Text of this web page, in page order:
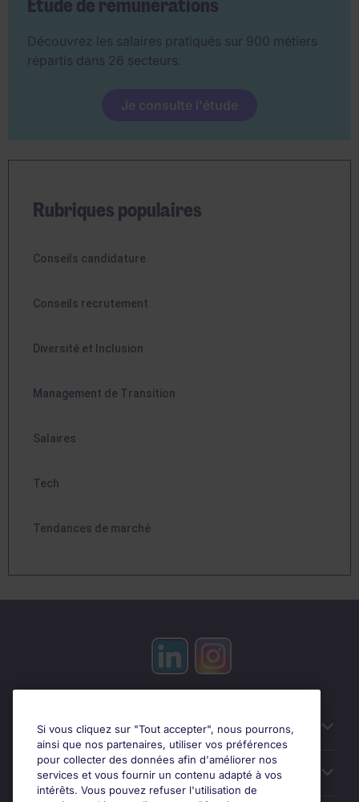
Étude de rémunérations
Découvrez les salaires pratiqués sur 900 métiers
répartis dans 26 secteurs.
Je consulte l'étude
Rubriques populaires
Conseils candidature
Conseils recrutement
Diversité et Inclusion
Management de Transition
Salaires
Tech
Tendances de marché
Candidats
Entreprises
Si vous cliquez sur "Tout accepter", nous pourrons,
ainsi que nos partenaires, utiliser vos préférences
pour collecter des données afin d'améliorer nos
services et vous fournir un contenu adapté à vos
intérêts. Vous pouvez refuser l'utilisation de